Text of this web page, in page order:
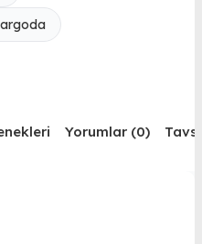
Yorumlar (0)